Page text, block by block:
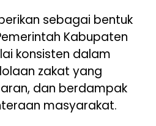
sebagai bentuk
Kabupaten
konsisten dalam
zakat yang
dan berdampak
masyarakat.